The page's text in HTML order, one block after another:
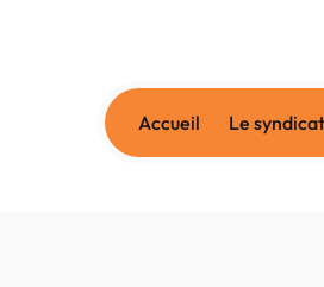
Accueil Le syndicat